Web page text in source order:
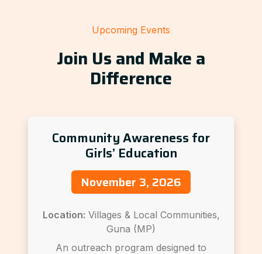
Upcoming Events
Join Us and Make a
Difference
Community Awareness for
Girls’ Education
November 3, 2026
Location: Villages & Local Communities,
Guna (MP)
An outreach program designed to